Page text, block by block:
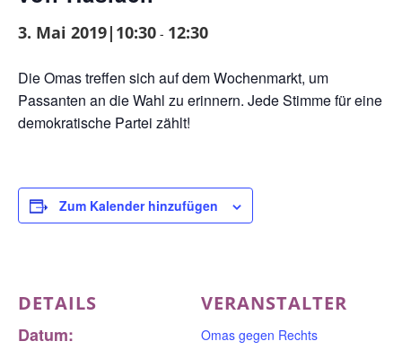
3. Mai 2019|10:30 - 12:30
Die Omas treffen sich auf dem Wochenmarkt, um
Passanten an die Wahl zu erinnern. Jede Stimme für eine
demokratische Partei zählt!
Zum Kalender hinzufügen
DETAILS
Datum:
VERANSTALTER
Omas gegen Rechts